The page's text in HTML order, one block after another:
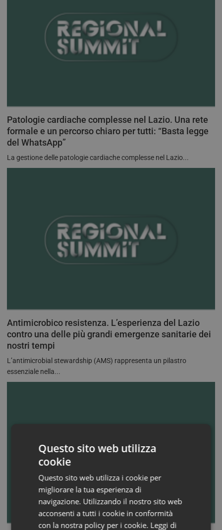
Patologie cardiache complesse nel Lazio. Una rete
formale e un percorso chiaro per tutti: “Basta legge
del WhatsApp”
La gestione delle patologie cardiache complesse nel Lazio...
Antimicrobico resistenza. L’esperienza del Lazio
contro una delle più grandi emergenze sanitarie dei
nostri tempi
L’antimicrobial stewardship (AMS) rappresenta un pilastro
essenziale nella...
Questo sito web utilizza
cookie
Questo sito web utilizza i cookie per
migliorare la tua esperienza di
navigazione. Utilizzando il nostro sito web
acconsenti a tutti i cookie in conformità
con la nostra policy per i cookie. Leggi di